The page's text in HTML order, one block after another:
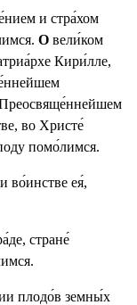
и стра́хом
О вели́ком
Кири́лле,
во Христе́
помо́лимся.
во́инстве ея́,
стране́
плодо́в земны́х